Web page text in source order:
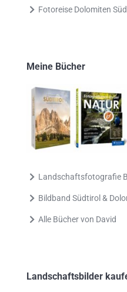
Fotoreise Dolomiten
Meine Bücher
Landschaftsfotografie
Bildband Südtirol &
Alle Bücher von David
Landschaftsbilder